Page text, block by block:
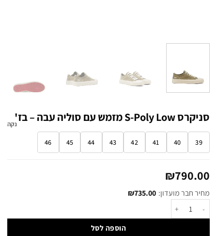
סניקרס S-Poly Low מזמש עם סוליה עבה – בז'
39
40
41
42
43
44
45
46
נקה
₪790.00
מחיר חבר מועדון: ₪735.00
הוספה לסל